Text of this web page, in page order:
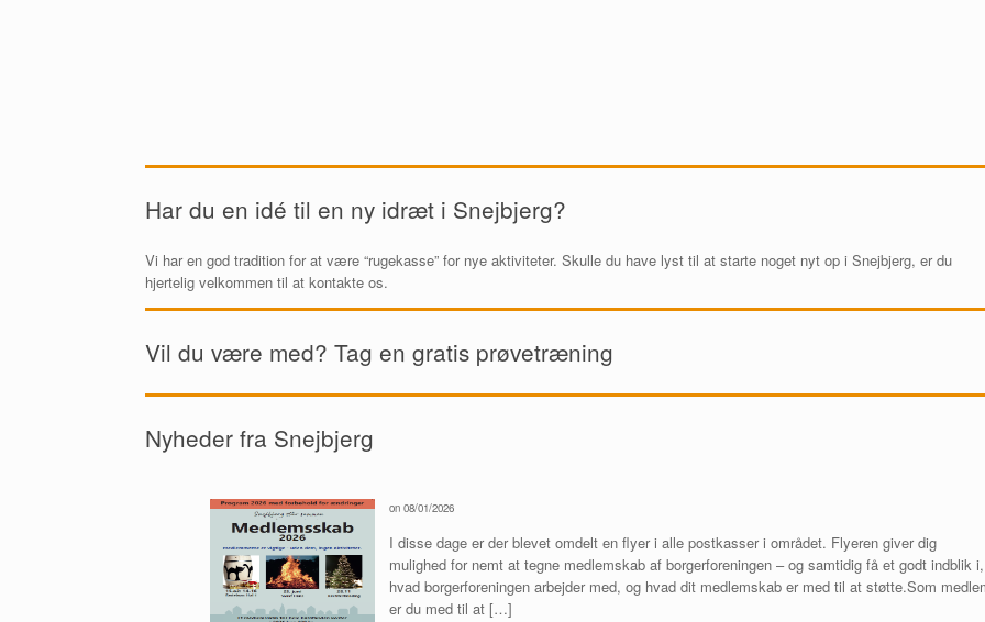
Har du en idé til en ny idræt i Snejbjerg?
Vi har en god tradition for at være “rugekasse” for nye aktiviteter. Skulle du have lyst til at starte noget nyt op i Snejbjerg, er du
hjertelig velkommen til at kontakte os.
Vil du være med? Tag en gratis prøvetræning
Nyheder fra Snejbjerg
on 08/01/2026
I disse dage er der blevet omdelt en flyer i alle postkasser i området. Flyeren giver dig
mulighed for nemt at tegne medlemskab af borgerforeningen – og samtidig få et godt indblik i,
hvad borgerforeningen arbejder med, og hvad dit medlemskab er med til at støtte.Som
er du med til at […]